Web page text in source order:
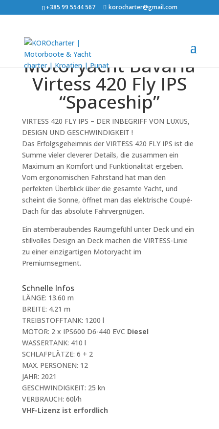
+385 99 5544 567 korocharter@gmail.com
Motoryacht Bavaria
Virtess 420 Fly IPS
“Spaceship”
VIRTESS 420 FLY IPS – DER INBEGRIFF VON LUXUS,
DESIGN UND GESCHWINDIGKEIT !
Das Erfolgsgeheimnis der VIRTESS 420 FLY IPS ist die
Summe vieler cleverer Details, die zusammen ein
Maximum an Komfort und Funktionalität ergeben.
Vom ergonomischen Fahrstand hat man den
perfekten Überblick über die gesamte Yacht, und
scheint die Sonne, öffnet man das elektrische Coupé-
Dach für das absolute Fahrvergnügen.
Ein atemberaubendes Raumgefühl unter Deck und ein
stillvolles Design an Deck machen die VIRTESS-Linie
zu einer einzigartigen Motoryacht im
Premiumsegment.
Schnelle Infos
LÄNGE: 13.60 m
BREITE: 4.21 m
TREIBSTOFFTANK: 1200 l
MOTOR: 2 x IPS600 D6-440 EVC Diesel
WASSERTANK: 410 l
SCHLAFPLÄTZE: 6 + 2
MAX. PERSONEN: 12
JAHR: 2021
GESCHWINDIGKEIT: 25 kn
VERBRAUCH: 60l/h
VHF-Lizenz ist erfordlich